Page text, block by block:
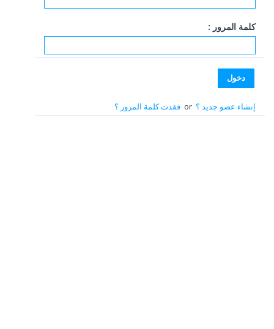
كلمة المرور :
إنشاء عضو جديد ؟or فقدت كلمة المرور ؟